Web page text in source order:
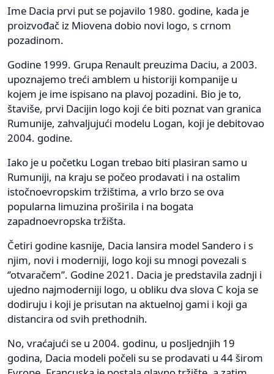
Ime Dacia prvi put se pojavilo 1980. godine, kada je
proizvođač iz Miovena dobio novi logo, s crnom
pozadinom.
Godine 1999. Grupa Renault preuzima Daciu, a 2003.
upoznajemo treći amblem u historiji kompanije u
kojem je ime ispisano na plavoj pozadini. Bio je to,
štaviše, prvi Dacijin logo koji će biti poznat van granica
Rumunije, zahvaljujući modelu Logan, koji je debitovao
2004. godine.
Iako je u početku Logan trebao biti plasiran samo u
Rumuniji, na kraju se počeo prodavati i na ostalim
istočnoevropskim tržištima, a vrlo brzo se ova
popularna limuzina proširila i na bogata
zapadnoevropska tržišta.
Četiri godine kasnije, Dacia lansira model Sandero i s
njim, novi i moderniji, logo koji su mnogi povezali s
‘’otvaračem’’. Godine 2021. Dacia je predstavila zadnji i
ujedno najmoderniji logo, u obliku dva slova C koja se
dodiruju i koji je prisutan na aktuelnoj gami i koji ga
distancira od svih prethodnih.
No, vraćajući se u 2004. godinu, u posljednjih 19
godina, Dacia modeli počeli su se prodavati u 44 širom